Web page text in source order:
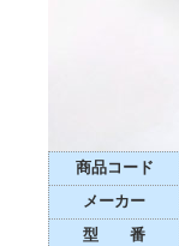
商品コード
メーカー
型 番